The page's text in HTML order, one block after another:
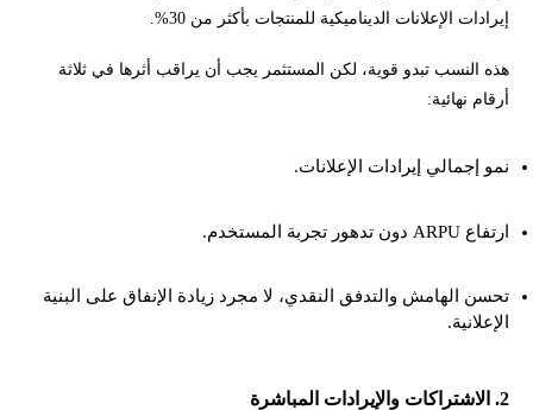
إيرادات الإعلانات الديناميكية للمنتجات بأكثر من 30%.
هذه النسب تبدو قوية، لكن المستثمر يجب أن يراقب أثرها في ثلاثة
أرقام نهائية:
نمو إجمالي إيرادات الإعلانات.
ارتفاع ARPU دون تدهور تجربة المستخدم.
تحسن الهامش والتدفق النقدي، لا مجرد زيادة الإنفاق على البنية
الإعلانية.
2. الاشتراكات والإيرادات المباشرة